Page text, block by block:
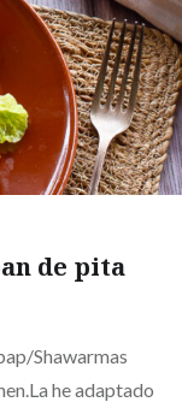
de pita
Shawarmas
he adaptado